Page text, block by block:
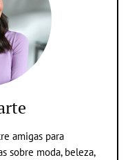
amigas para
sobre moda, beleza,